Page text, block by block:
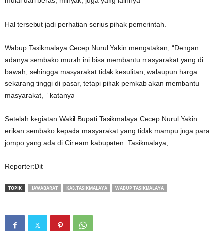
Hal tersebut jadi perhatian serius pihak pemerintah.
Wabup Tasikmalaya Cecep Nurul Yakin mengatakan, “Dengan
adanya sembako murah ini bisa membantu masyarakat yang di
bawah, sehingga masyarakat tidak kesulitan, walaupun harga
sekarang tinggi di pasar, tetapi pihak pemkab akan membantu
masyarakat, ” katanya
Setelah kegiatan Wakil Bupati Tasikmalaya Cecep Nurul Yakin
erikan sembako kepada masyarakat yang tidak mampu juga para
jompo yang ada di Cineam kabupaten Tasikmalaya,
Reporter:Dit
TOPIK JAWABARAT KAB.TASIKMALAYA WABUP TASIKMALAYA